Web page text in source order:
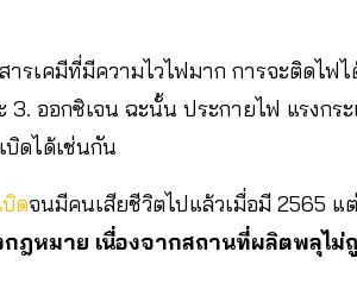
ารเคมีที่มีความไวไฟมาก การจะติดไฟ
3. ออกซิเจน ฉะนั้น ประกายไฟ แรงกร
บิดได้เช่นกัน
บิดจนมีคนเสียชีวิตไปแล้วเมื่อมี 2565 แ
ฎหมาย เนื่องจากสถานที่ผลิตพลุไม่